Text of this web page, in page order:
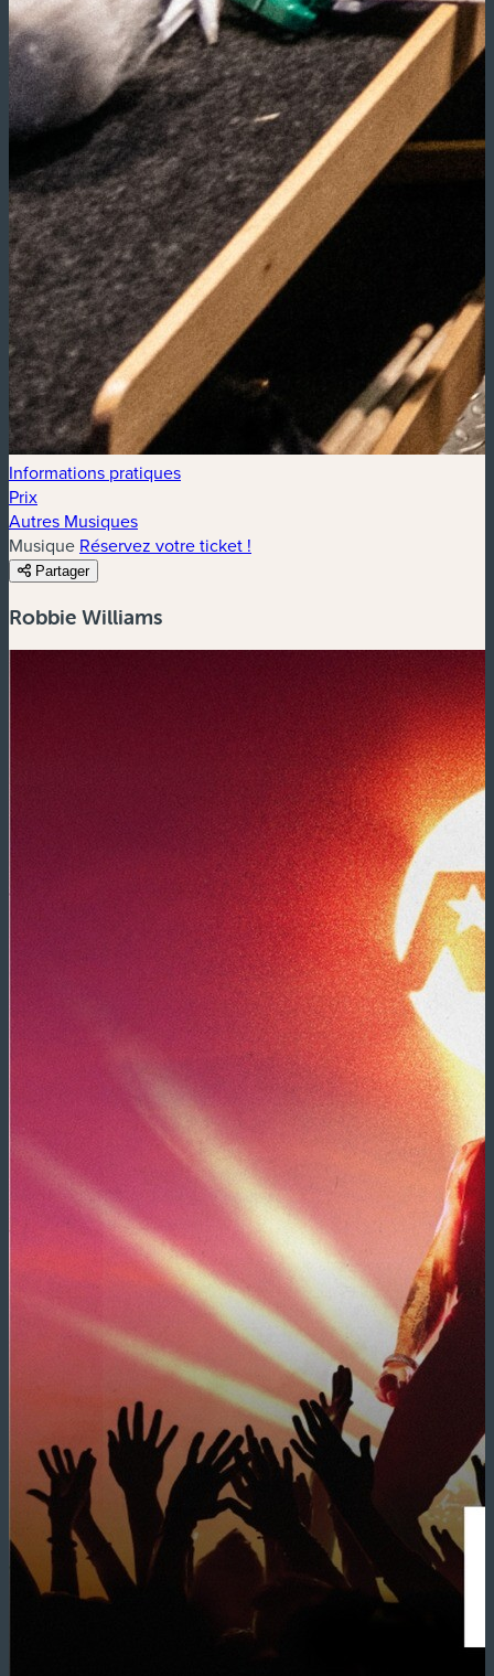
Informations pratiques
Prix
Autres Musiques
Musique Réservez votre ticket !
Partager
Robbie Williams